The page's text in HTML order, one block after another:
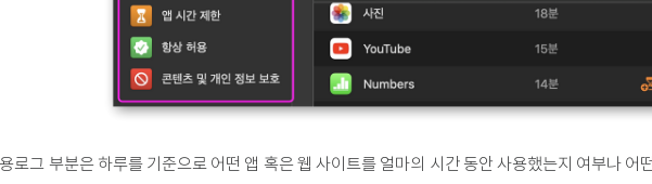
로그 부분은 하루를 기준으로 어떤 앱 혹은 웹 사이트를 얼마의 시간 동안 사용했는지 여부나 어